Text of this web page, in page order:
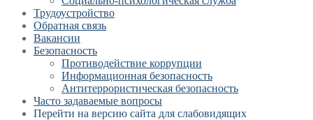
Трудоустройство
Обратная связь
Вакансии
Безопасность
Противодействие коррупции
Информационная безопасность
Антитеррористическая безопасность
Часто задаваемые вопросы
Перейти на версию сайта для слабовидящих